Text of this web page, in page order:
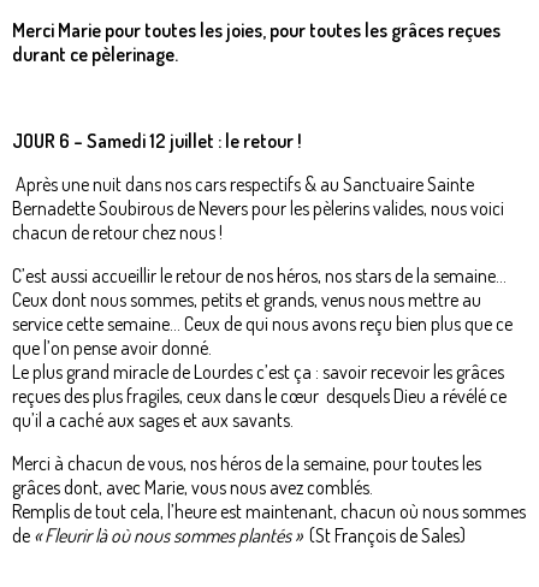
Merci Marie pour toutes les joies, pour toutes les grâces reçues
durant ce pèlerinage.
JOUR 6 – Samedi 12 juillet : le retour !
Après une nuit dans nos cars respectifs & au Sanctuaire Sainte
Bernadette Soubirous de Nevers pour les pèlerins valides, nous voici
chacun de retour chez nous !
C’est aussi accueillir le retour de nos héros, nos stars de la semaine…
Ceux dont nous sommes, petits et grands, venus nous mettre au
service cette semaine… Ceux de qui nous avons reçu bien plus que ce
que l’on pense avoir donné.
Le plus grand miracle de Lourdes c’est ça : savoir recevoir les grâces
reçues des plus fragiles, ceux dans le cœur desquels Dieu a révélé ce
qu’il a caché aux sages et aux savants.
Merci à chacun de vous, nos héros de la semaine, pour toutes les
grâces dont, avec Marie, vous nous avez comblés.
Remplis de tout cela, l’heure est maintenant, chacun où nous sommes
de « Fleurir là où nous sommes plantés » (St François de Sales)